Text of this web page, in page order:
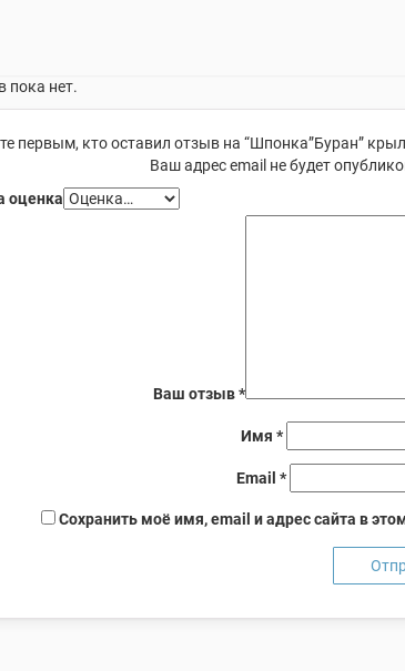
пока нет.
первым, кто оставил отзыв на “Шпонка”Буран”
Ваш адрес email не будет
оценка
Ваш отзыв*
Имя *
Email*
Сохранить моё имя, email и адрес сайта в